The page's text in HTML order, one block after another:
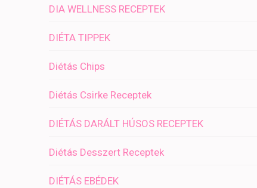
DIA WELLNESS RECEPTEK
DIÉTA TIPPEK
Diétás Chips
Diétás Csirke Receptek
DIÉTÁS DARÁLT HÚSOS RECEPTEK
Diétás Desszert Receptek
DIÉTÁS EBÉDEK